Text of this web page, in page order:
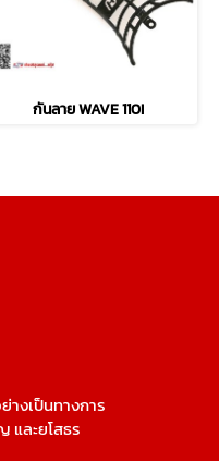
กันลาย WAVE 110I
งเป็นทางการ
และยโสธร